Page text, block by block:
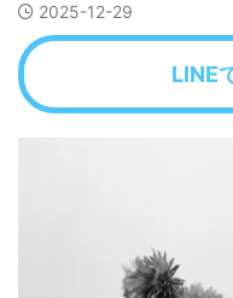
2025-12-29
LINE